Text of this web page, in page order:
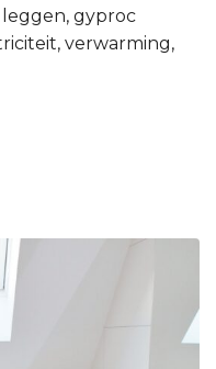
gyproc
verwarming,